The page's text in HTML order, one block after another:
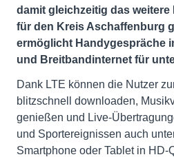
damit gleichzeitig das
für den Kreis Aschaffenburg
ermöglicht Handygespräche
und Breitbandinternet für
Dank LTE können die Nutzer
blitzschnell downloaden,
genießen und Live-
und Sportereignissen auch
Smartphone oder Tablet in HD-